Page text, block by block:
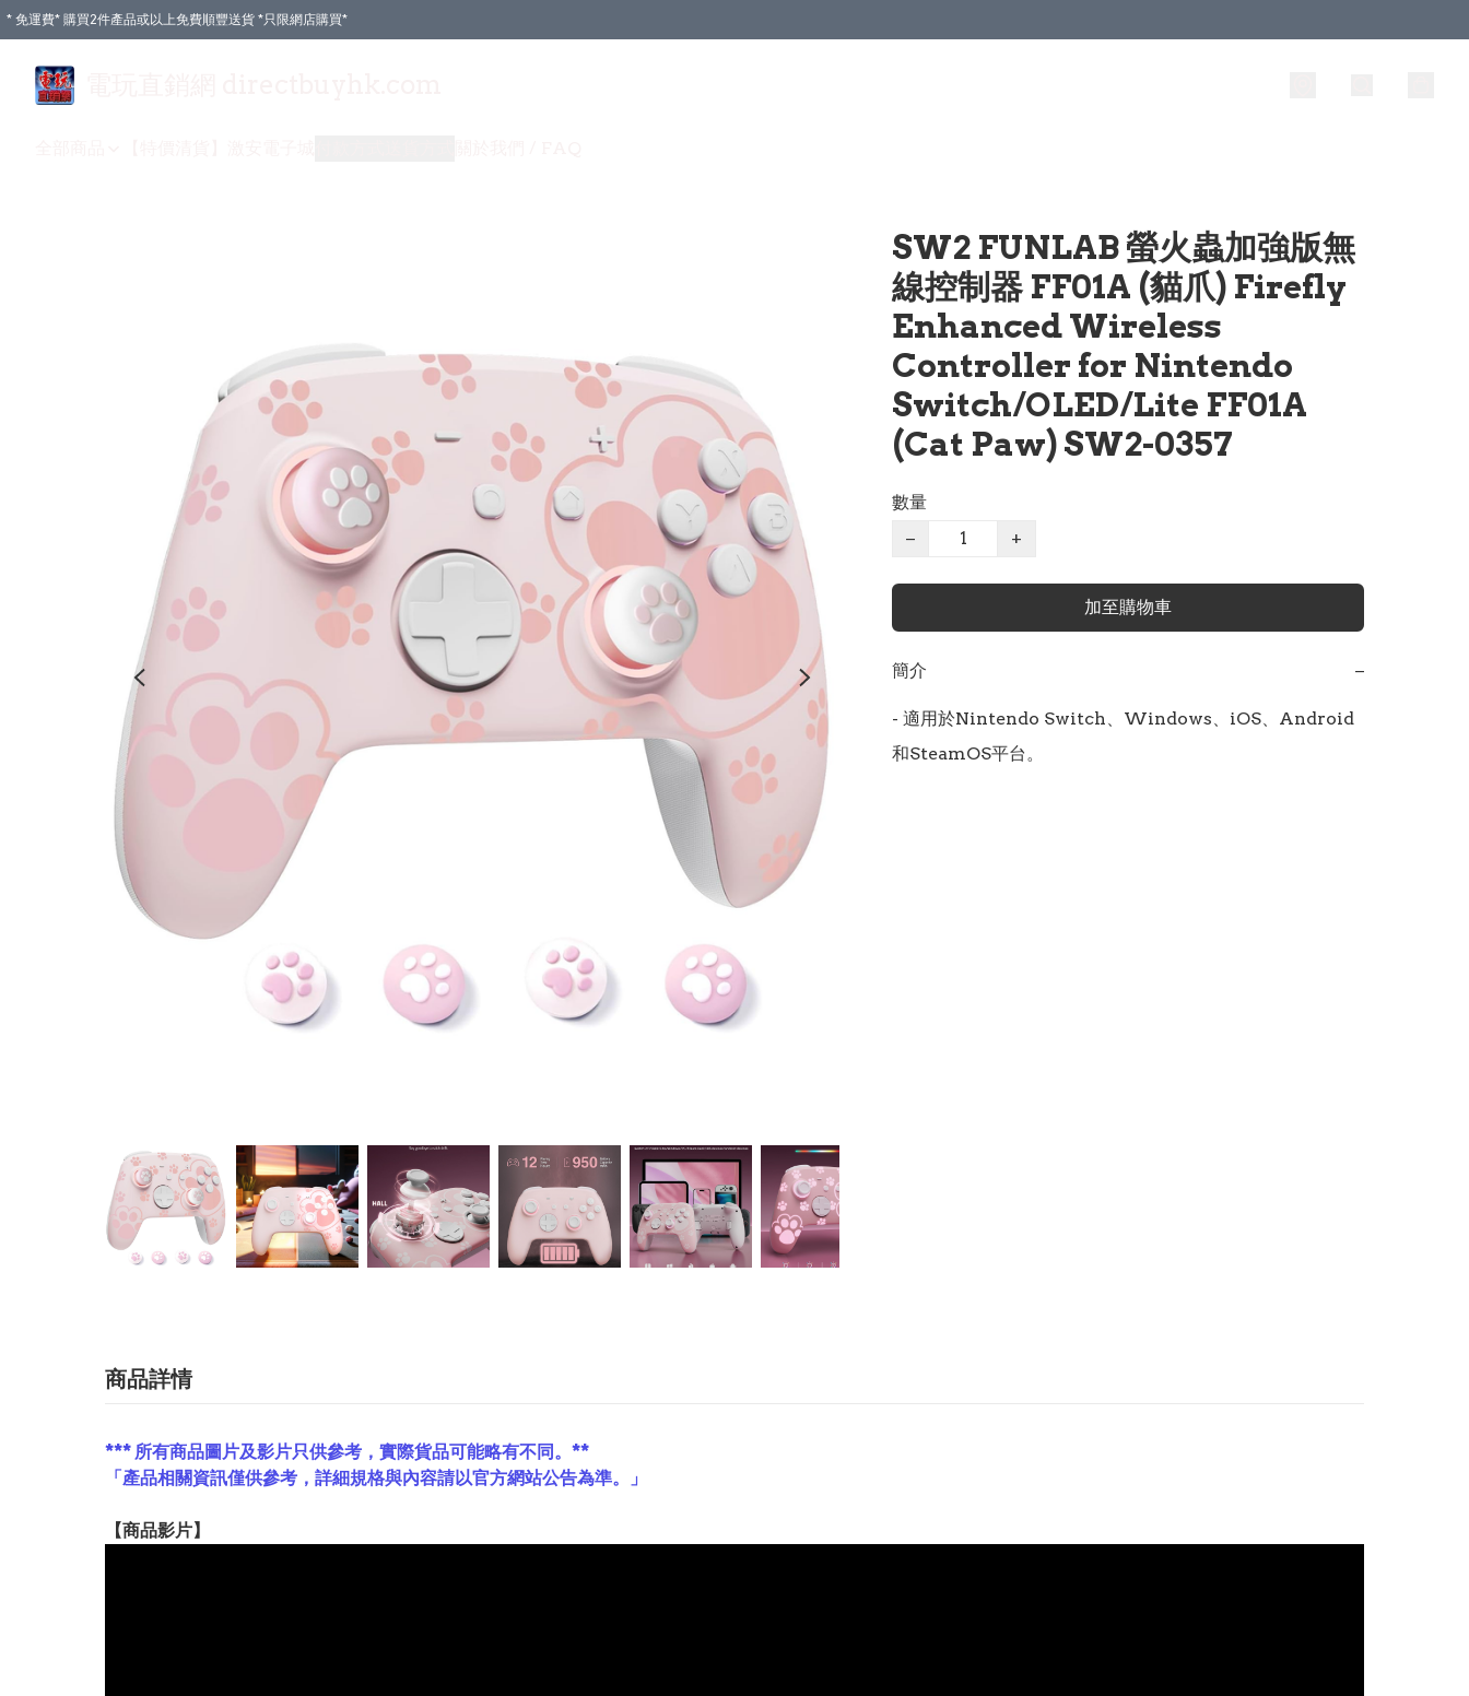
* 免運費* 購買2件產品或以上免費順豐送貨 *只限網店購買*
SW2 FUNLAB 螢火蟲加強版無
線控制器 FF01A (貓爪) Firefly
Enhanced Wireless
Controller for Nintendo
Switch/OLED/Lite FF01A
(Cat Paw) SW2-0357
數量
−
+
加至購物車
簡介 −
- 適用於Nintendo Switch、Windows、iOS、Android
和SteamOS平台。
商品詳情
*** 所有商品圖片及影片只供參考，實際貨品可能略有不同。**
「產品相關資訊僅供參考，詳細規格與內容請以官方網站公告為準。」
【商品影片】